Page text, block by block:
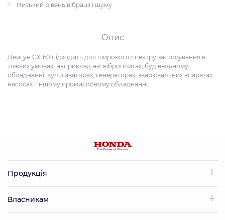
Низький рівень вібрації і шуму
Опис
Двигун GX160 підходить для широкого спектру застосування в
тяжких умовах, наприклад на: віброплитах, будівельному
обладнанні, культиваторах, генераторах, зварювальних апаратах,
насосах і іншому промисловому обладнанні.
Продукція
Власникам